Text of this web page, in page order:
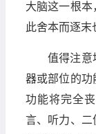
大脑这一根本
此舍本而逐末
值得注意
器或部位的
功能将完全
言、听力、